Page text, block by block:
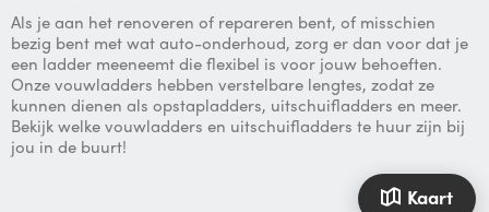
Als je aan het renoveren of repareren bent, of misschien
bezig bent met wat auto-onderhoud, zorg er dan voor dat je
een ladder meeneemt die flexibel is voor jouw behoeften.
Onze vouwladders hebben verstelbare lengtes, zodat ze
kunnen dienen als opstapladders, uitschuifladders en meer.
Bekijk welke vouwladders en uitschuifladders te huur zijn bij
jou in de buurt!
Kaart